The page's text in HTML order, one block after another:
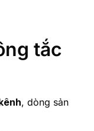
tắc
, dòng sản